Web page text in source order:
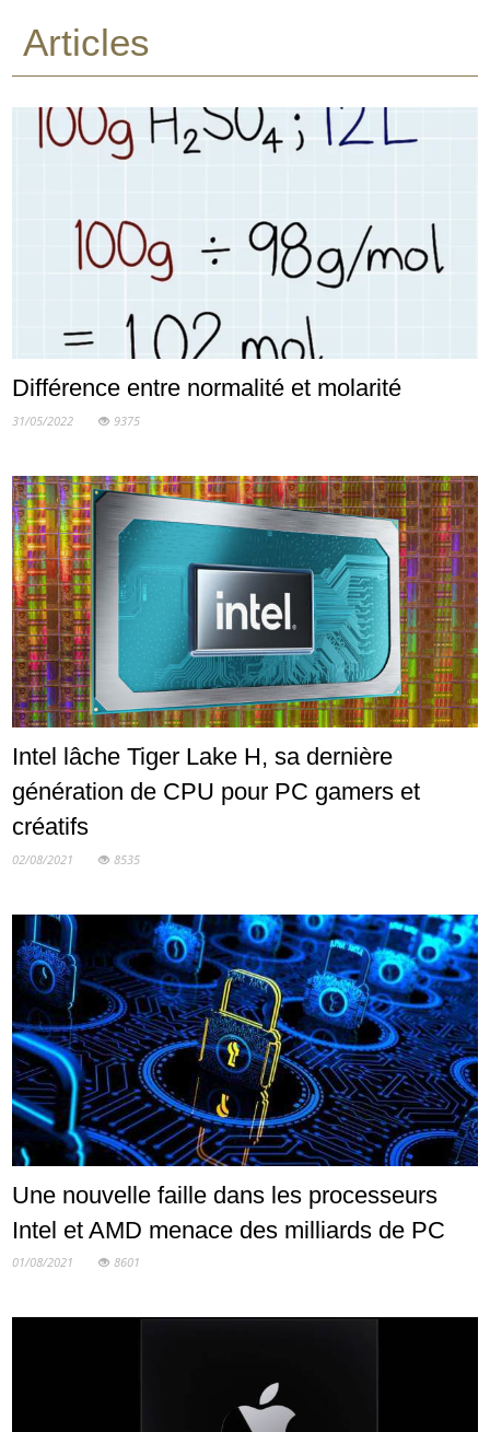
Articles
Différence entre normalité et molarité
31/05/2022 9375
Intel lâche Tiger Lake H, sa dernière
génération de CPU pour PC gamers et
créatifs
02/08/2021 8535
Une nouvelle faille dans les processeurs
Intel et AMD menace des milliards de PC
01/08/2021 8601